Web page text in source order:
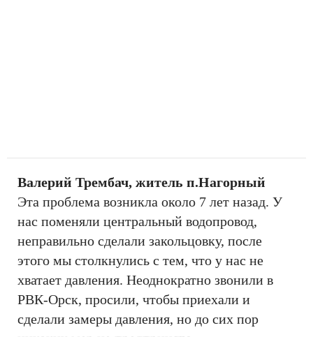
Валерий Трембач, житель п.Нагорный
Эта проблема возникла около 7 лет назад. У
нас поменяли центральный водопровод,
неправильно сделали закольцовку, после
этого мы столкнулись с тем, что у нас не
хватает давления. Неоднократно звонили в
РВК-Орск, просили, чтобы приехали и
сделали замеры давления, но до сих пор